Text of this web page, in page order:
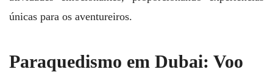
únicas para os aventureiros.
Paraquedismo em Dubai: Voo